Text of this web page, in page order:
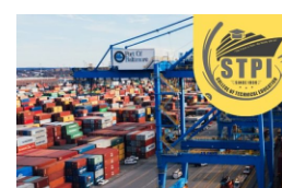
RealEstate
Pravasi
Health